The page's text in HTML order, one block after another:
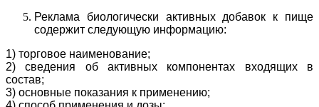
Реклама биологически активных добавок к пище
содержит следующую информацию:
1) торговое наименование;
2) сведения об активных компонентах входящих в
состав;
3) основные показания к применению;